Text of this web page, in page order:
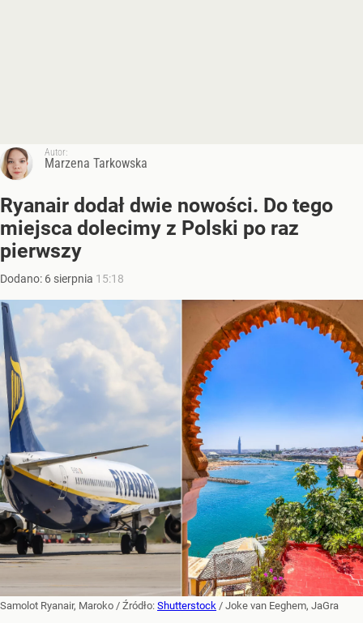
Autor:
Marzena Tarkowska
Ryanair dodał dwie nowości. Do tego
miejsca dolecimy z Polski po raz
pierwszy
Dodano: 6 sierpnia 15:18
Samolot Ryanair, Maroko / Źródło: Shutterstock / Joke van Eeghem, JaGra